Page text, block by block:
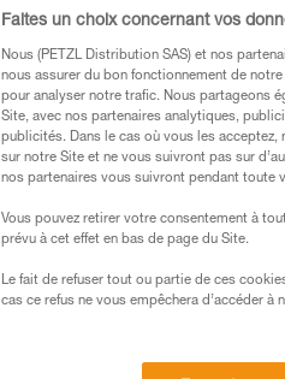
Faites un choix concernant vos
Nous (PETZL Distribution SAS) et nos
nous assurer du bon fonctionnement de
pour analyser notre trafic. Nous partageons
Site, avec nos partenaires analytiques,
publicités. Dans le cas où vous les
sur notre Site et ne vous suivront pas sur
nos partenaires vous suivront pendant toute
Vous pouvez retirer votre consentement à
prévu à cet effet en bas de page du Site.
Le fait de refuser tout ou partie de ces
cas ce refus ne vous empêchera d’accéder à